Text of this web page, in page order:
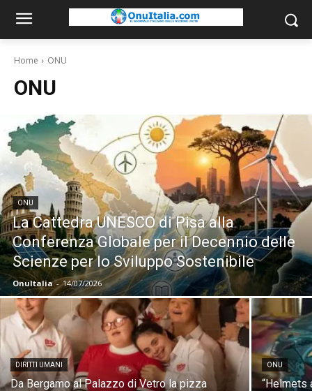
Home ONU
ONU
ONU
La Cattedra UNESCO di Pisa alla
Conferenza Globale per il Decennio delle
Scienze per lo Sviluppo Sostenibile
OnuItalia - 14/07/2026
DIRITTI UMANI
Da Bergamo al Palazzo di Vetro la pizza
ONU
“Helmets